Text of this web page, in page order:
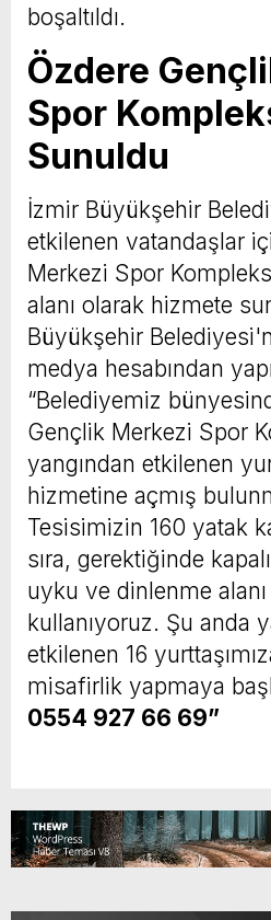
boşaltıldı.
Özdere
Spor
Sunuldu
İzmir Büyükşehir
etkilenen vatandaşlar
Merkezi Spor
alanı olarak hizmete
Büyükşehir
medya hesabından
“Belediyemiz
Gençlik Merkezi Spor
yangından etkilenen
hizmetine açmış
Tesisimizin 160 yatak
sıra, gerektiğinde
uyku ve dinlenme
kullanıyoruz. Şu anda
etkilenen 16
misafirlik yapmaya
0554 927 66 69”